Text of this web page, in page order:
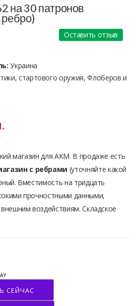
на 30 патронов
Оставить отзыв
Украина
стартового оружия, Флоберов и
магазин для АКМ. В продаже есть
с ребрами (уточняйте какой
Вместимость на тридцать
прочностными данными,
воздействиям. Складское
СЕЙЧАС